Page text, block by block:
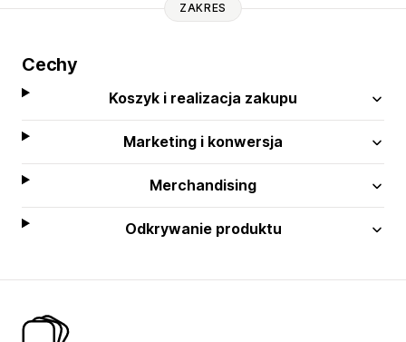
ZAKRES
Cechy
Koszyk i realizacja zakupu
Marketing i konwersja
Merchandising
Odkrywanie produktu